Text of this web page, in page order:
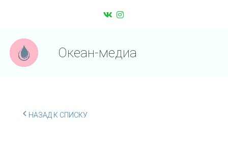
Океан-медиа
НАЗАД К СПИСКУ